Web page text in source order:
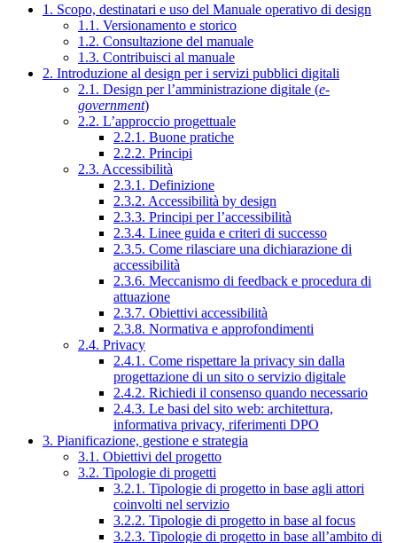
1. Scopo, destinatari e uso del Manuale operativo di design
1.1. Versionamento e storico
1.2. Consultazione del manuale
1.3. Contribuisci al manuale
2. Introduzione al design per i servizi pubblici digitali
2.1. Design per l’amministrazione digitale (e-
government)
2.2. L’approccio progettuale
2.2.1. Buone pratiche
2.2.2. Principi
2.3. Accessibilità
2.3.1. Definizione
2.3.2. Accessibilità by design
2.3.3. Principi per l’accessibilità
2.3.4. Linee guida e criteri di successo
2.3.5. Come rilasciare una dichiarazione di
accessibilità
2.3.6. Meccanismo di feedback e procedura di
attuazione
2.3.7. Obiettivi accessibilità
2.3.8. Normativa e approfondimenti
2.4. Privacy
2.4.1. Come rispettare la privacy sin dalla
progettazione di un sito o servizio digitale
2.4.2. Richiedi il consenso quando necessario
2.4.3. Le basi del sito web: architettura,
informativa privacy, riferimenti DPO
3. Pianificazione, gestione e strategia
3.1. Obiettivi del progetto
3.2. Tipologie di progetti
3.2.1. Tipologie di progetto in base agli attori
coinvolti nel servizio
3.2.2. Tipologie di progetto in base al focus
3.2.3. Tipologie di progetto in base all’ambito di